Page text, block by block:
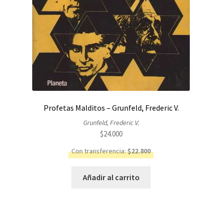
Profetas Malditos – Grunfeld, Frederic V.
Grunfeld, Frederic V.
$24.000
Con transferencia:$22.800
Añadir al carrito